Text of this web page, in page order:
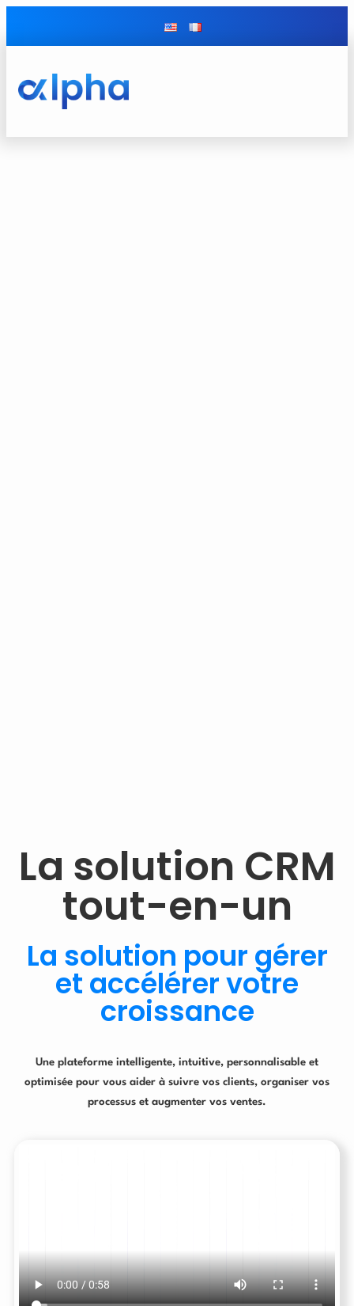
La solution CRM
tout-en-un
La solution pour gérer
et accélérer votre
croissance
Une plateforme intelligente, intuitive, personnalisable et
optimisée pour vous aider à suivre vos clients, organiser vos
processus et augmenter vos ventes.